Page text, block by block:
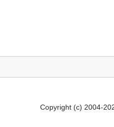
Copyright (c) 2004-